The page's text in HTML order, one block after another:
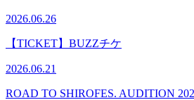
2026.06.26
【TICKET】BUZZチケ
2026.06.21
ROAD TO SHIROFES. AUDITION